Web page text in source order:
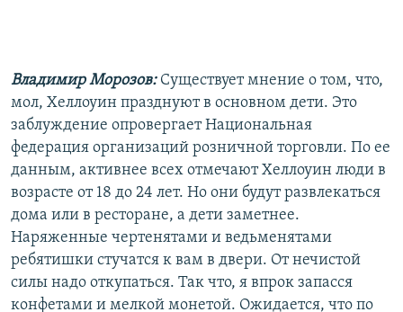
Владимир Морозов: Существует мнение о том, что,
мол, Хеллоуин празднуют в основном дети. Это
заблуждение опровергает Национальная
федерация организаций розничной торговли. По ее
данным, активнее всех отмечают Хеллоуин люди в
возрасте от 18 до 24 лет. Но они будут развлекаться
дома или в ресторане, а дети заметнее.
Наряженные чертенятами и ведьменятами
ребятишки стучатся к вам в двери. От нечистой
силы надо откупаться. Так что, я впрок запасся
конфетами и мелкой монетой. Ожидается, что по